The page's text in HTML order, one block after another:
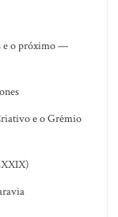
e o próximo —
e o Grêmio